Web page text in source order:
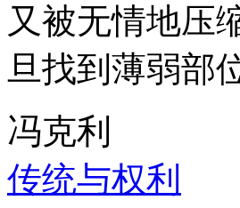
又被无情地压
旦找到薄弱部
冯克利
传统与权利